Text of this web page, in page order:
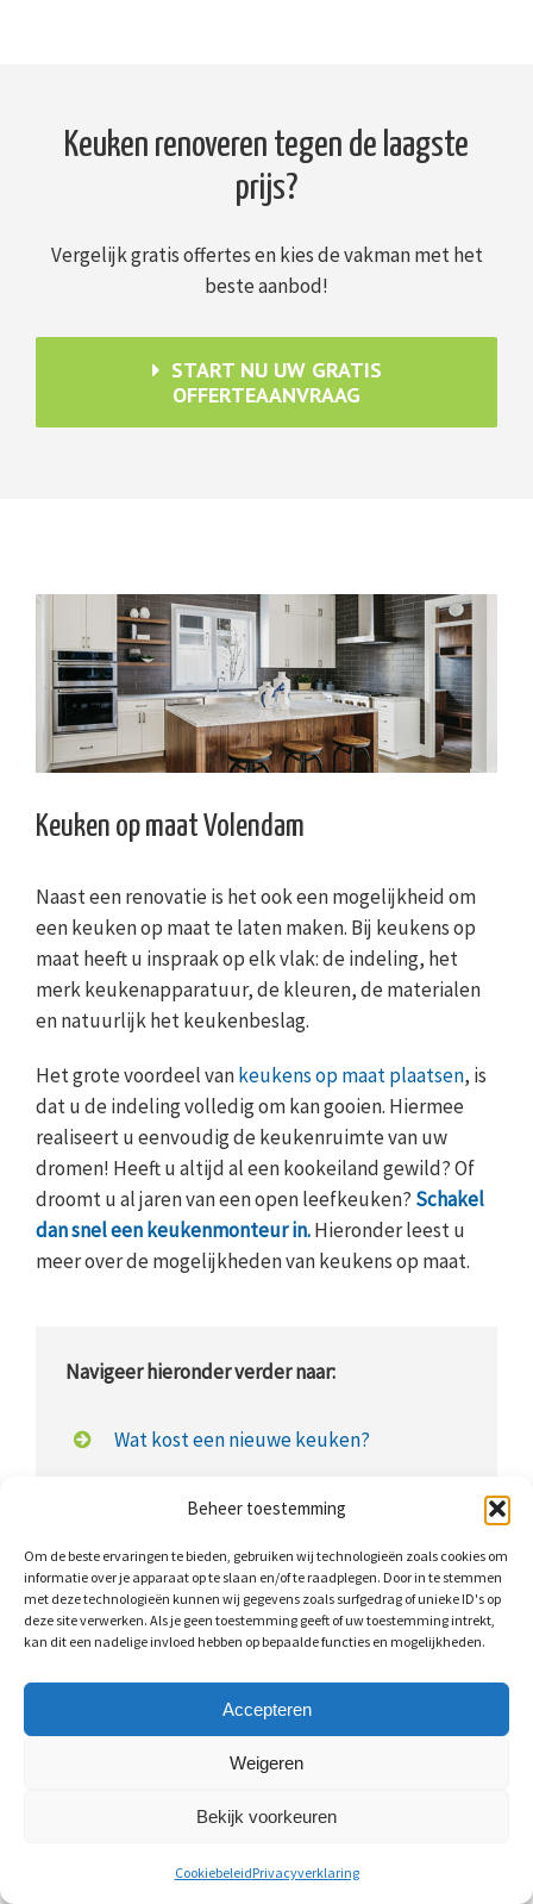
Beheer toestemming
Om de beste ervaringen te bieden, gebruiken wij technologieën zoals cookies om
informatie over je apparaat op te slaan en/of te raadplegen. Door in te stemmen
met deze technologieën kunnen wij gegevens zoals surfgedrag of unieke ID's op
deze site verwerken. Als je geen toestemming geeft of uw toestemming intrekt,
kan dit een nadelige invloed hebben op bepaalde functies en mogelijkheden.
Accepteren
Weigeren
Bekijk voorkeuren
CookiebeleidPrivacyverklaring
Keuken renoveren tegen de laagste
prijs?
Vergelijk gratis offertes en kies de vakman met het
beste aanbod!
START NU UW GRATIS
OFFERTEAANVRAAG
Keuken op maat Volendam
Naast een renovatie is het ook een mogelijkheid om
een keuken op maat te laten maken. Bij keukens op
maat heeft u inspraak op elk vlak: de indeling, het
merk keukenapparatuur, de kleuren, de materialen
en natuurlijk het keukenbeslag.
Het grote voordeel vankeukens op maat plaatsen, is
dat u de indeling volledig om kan gooien. Hiermee
realiseert u eenvoudig de keukenruimte van uw
dromen! Heeft u altijd al een kookeiland gewild? Of
droomt u al jaren van een open leefkeuken? Schakel
dan snel een keukenmonteur in.Hieronder leest u
meer over de mogelijkheden van keukens op maat.
Navigeer hieronder verder naar:
Wat kost een nieuwe keuken?
Keuken vervangen: mogelijkheden
Keukens op maat
Wat kost een nieuwe keuken?